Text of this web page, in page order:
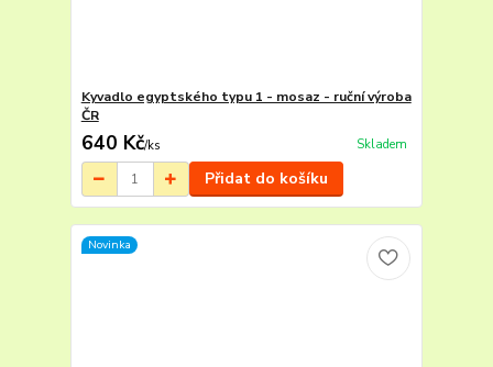
Kyvadlo egyptského typu 1 - mosaz - ruční výroba
ČR
640 Kč/ks Skladem
Přidat do košíku
Novinka